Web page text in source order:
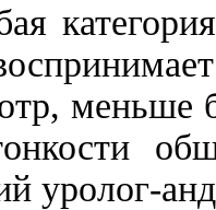
меньше
уролог-